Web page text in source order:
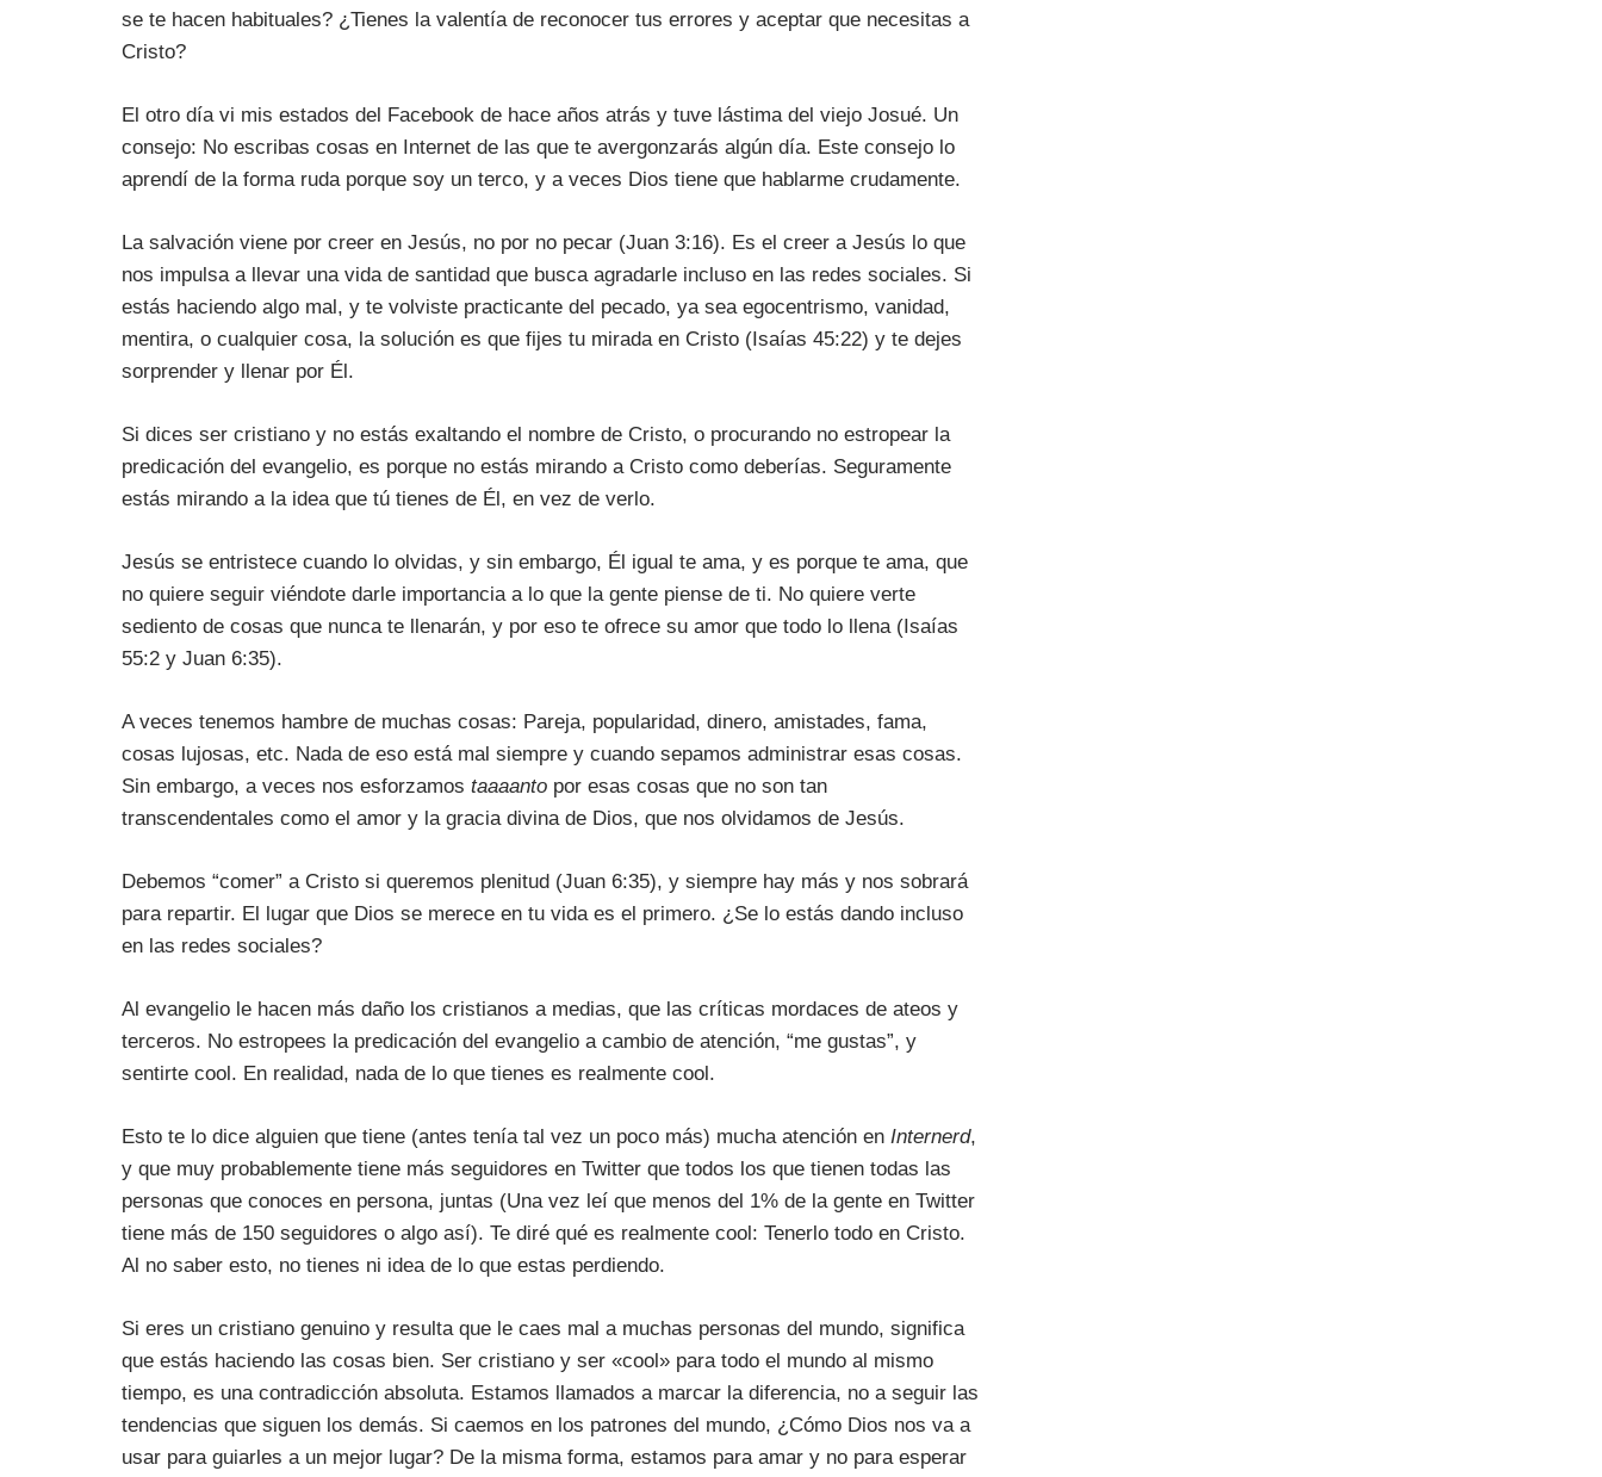
se te hacen habituales? ¿Tienes la valentía de reconocer tus errores y aceptar que necesitas a
Cristo?
El otro día vi mis estados del Facebook de hace años atrás y tuve lástima del viejo Josué. Un
consejo: No escribas cosas en Internet de las que te avergonzarás algún día. Este consejo lo
aprendí de la forma ruda porque soy un terco, y a veces Dios tiene que hablarme crudamente.
La salvación viene por creer en Jesús, no por no pecar (Juan 3:16). Es el creer a Jesús lo que
nos impulsa a llevar una vida de santidad que busca agradarle incluso en las redes sociales. Si
estás haciendo algo mal, y te volviste practicante del pecado, ya sea egocentrismo, vanidad,
mentira, o cualquier cosa, la solución es que fijes tu mirada en Cristo (Isaías 45:22) y te dejes
sorprender y llenar por Él.
Si dices ser cristiano y no estás exaltando el nombre de Cristo, o procurando no estropear la
predicación del evangelio, es porque no estás mirando a Cristo como deberías. Seguramente
estás mirando a la idea que tú tienes de Él, en vez de verlo.
Jesús se entristece cuando lo olvidas, y sin embargo, Él igual te ama, y es porque te ama, que
no quiere seguir viéndote darle importancia a lo que la gente piense de ti. No quiere verte
sediento de cosas que nunca te llenarán, y por eso te ofrece su amor que todo lo llena (Isaías
55:2 y Juan 6:35).
A veces tenemos hambre de muchas cosas: Pareja, popularidad, dinero, amistades, fama,
cosas lujosas, etc. Nada de eso está mal siempre y cuando sepamos administrar esas cosas.
Sin embargo, a veces nos esforzamos taaaanto por esas cosas que no son tan
transcendentales como el amor y la gracia divina de Dios, que nos olvidamos de Jesús.
Debemos “comer” a Cristo si queremos plenitud (Juan 6:35), y siempre hay más y nos sobrará
para repartir. El lugar que Dios se merece en tu vida es el primero. ¿Se lo estás dando incluso
en las redes sociales?
Al evangelio le hacen más daño los cristianos a medias, que las críticas mordaces de ateos y
terceros. No estropees la predicación del evangelio a cambio de atención, “me gustas”, y
sentirte cool. En realidad, nada de lo que tienes es realmente cool.
Esto te lo dice alguien que tiene (antes tenía tal vez un poco más) mucha atención en Internerd,
y que muy probablemente tiene más seguidores en Twitter que todos los que tienen todas las
personas que conoces en persona, juntas (Una vez leí que menos del 1% de la gente en Twitter
tiene más de 150 seguidores o algo así). Te diré qué es realmente cool: Tenerlo todo en Cristo.
Al no saber esto, no tienes ni idea de lo que estas perdiendo.
Si eres un cristiano genuino y resulta que le caes mal a muchas personas del mundo, significa
que estás haciendo las cosas bien. Ser cristiano y ser «cool» para todo el mundo al mismo
tiempo, es una contradicción absoluta. Estamos llamados a marcar la diferencia, no a seguir las
tendencias que siguen los demás. Si caemos en los patrones del mundo, ¿Cómo Dios nos va a
usar para guiarles a un mejor lugar? De la misma forma, estamos para amar y no para esperar